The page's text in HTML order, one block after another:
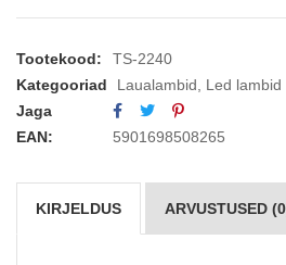
Tootekood:
TS-2240
Kategooriad
Laualambid
Led lambid
Jaga
EAN:
5901698508265
KIRJELDUS ARVUSTUSED